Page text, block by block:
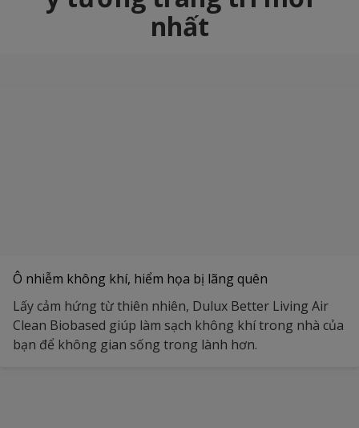
nhất
Ô nhiễm không khí, hiểm họa bị lãng quên
Lấy cảm hứng từ thiên nhiên, Dulux Better Living Air
Clean Biobased giúp làm sạch không khí trong nhà của
bạn để không gian sống trong lành hơn.